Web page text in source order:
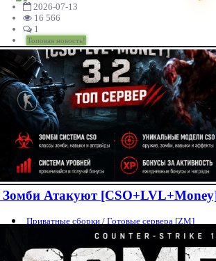
2026-07-13
16 566
1
Топовая новость!
Зомби Атакуют
Приватные сборки / Готовые сервера [ZM]